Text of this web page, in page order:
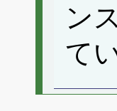
ン
て